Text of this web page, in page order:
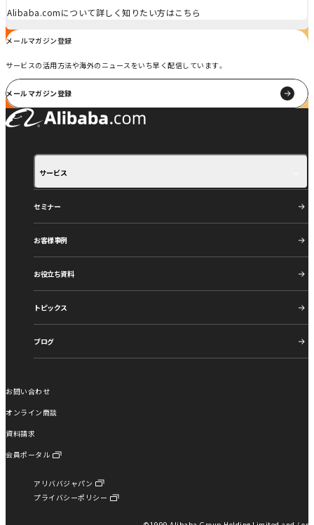
Alibaba.comについて詳しく知りたい方はこちら
メールマガジン登録
サービスの活用方法や海外のニュースをいち早く配信しています。
メールマガジン登録
サービス
ご利用の流れ
セミナー
お客様事例
お役立ち資料
トピックス
ブログ
お問い合わせ
オンライン商談
資料請求
会員ポータル
アリババジャパン
プライバシーポリシー